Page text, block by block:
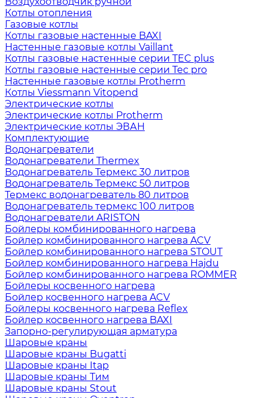
Котлы отопления
Газовые котлы
Котлы газовые настенные BAXI
Настенные газовые котлы Vaillant
Котлы газовые настенные серии TEC plus
Котлы газовые настенные серии Tec pro
Настенные газовые котлы Protherm
Котлы Viessmann Vitopend
Электрические котлы
Электрические котлы Protherm
Электрические котлы ЭВАН
Комплектующие
Водонагреватели
Водонагреватели Thermex
Водонагреватель Термекс 30 литров
Водонагреватель Термекс 50 литров
Термекс водонагреватель 80 литров
Водонагреватель термекс 100 литров
Водонагреватели ARISTON
Бойлеры комбинированного нагрева
Бойлер комбинированного нагрева ACV
Бойлер комбинированного нагрева STOUT
Бойлер комбинированного нагрева Hajdu
Бойлер комбинированного нагрева ROMMER
Бойлеры косвенного нагрева
Бойлер косвенного нагрева ACV
Бойлеры косвенного нагрева Reflex
Бойлер косвенного нагрева BAXI
Запорно-регулирующая арматура
Шаровые краны
Шаровые краны Bugatti
Шаровые краны Itap
Шаровые краны Тим
Шаровые краны Stout